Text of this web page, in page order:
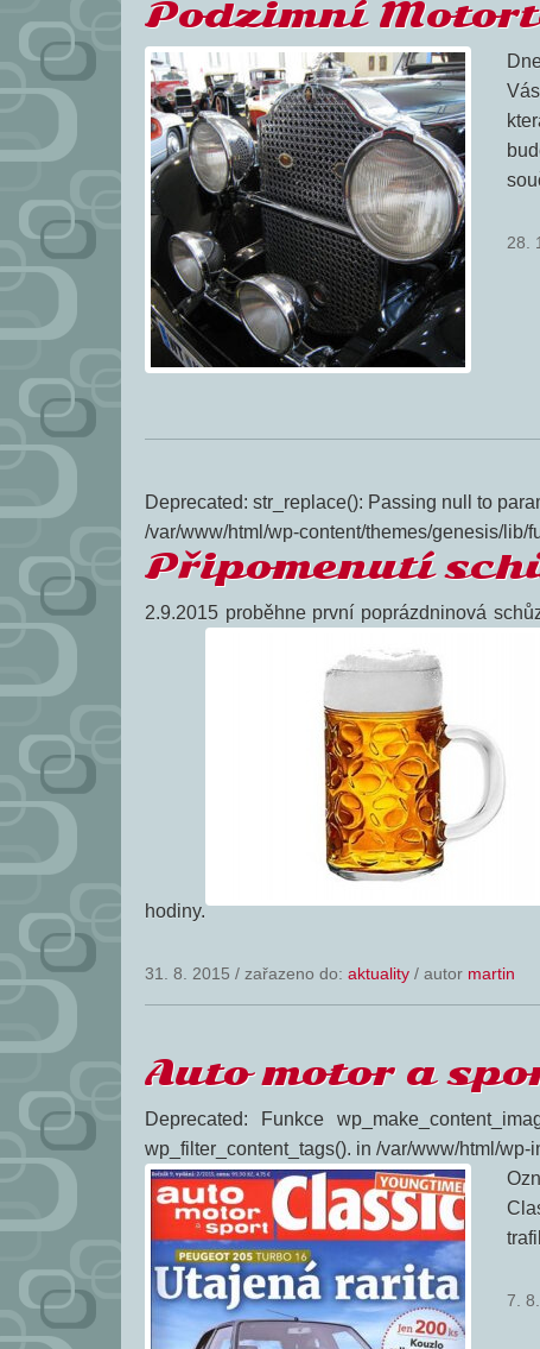
Podzimní
28.
Deprecated: str_replace(): Passing null to
/var/www/html/wp-content/themes/genesis/lib/
Připomenutí
2.9.2015 proběhne první poprázdninová
hodiny.
31. 8. 2015 / zařazeno do: aktuality / autor martin
Auto motor a
Deprecated: Funkce
wp_filter_content_tags(). in /var/www/html/
7.